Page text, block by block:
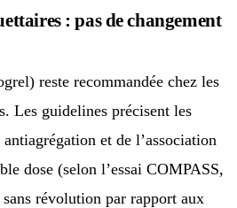
: pas de changement
reste recommandée chez les
Les guidelines précisent les
et de l’association
dose (selon l’essai COMPASS,
révolution par rapport aux